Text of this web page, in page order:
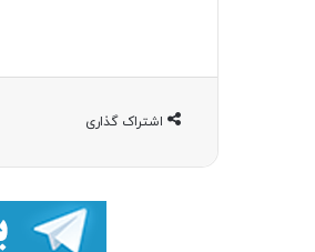
اشتراک گذاری